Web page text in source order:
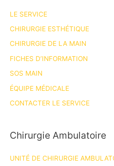
LE SERVICE
CHIRURGIE ESTHÉTIQUE
CHIRURGIE DE LA MAIN
FICHES D’INFORMATION
SOS MAIN
ÉQUIPE MÉDICALE
CONTACTER LE SERVICE
Chirurgie Ambulatoire
UNITÉ DE CHIRURGIE